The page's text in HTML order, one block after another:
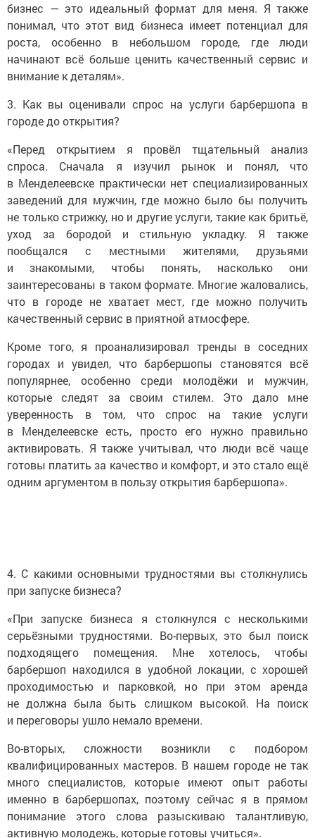
бизнес — это идеальный формат для меня. Я также
понимал, что этот вид бизнеса имеет потенциал для
роста, особенно в небольшом городе, где люди
начинают всё больше ценить качественный сервис и
внимание к деталям».
3. Как вы оценивали спрос на услуги барбершопа в
городе до открытия?
«Перед открытием я провёл тщательный анализ
спроса. Сначала я изучил рынок и понял, что
в Менделеевске практически нет специализированных
заведений для мужчин, где можно было бы получить
не только стрижку, но и другие услуги, такие как бритьё,
уход за бородой и стильную укладку. Я также
пообщался с местными жителями, друзьями
и знакомыми, чтобы понять, насколько они
заинтересованы в таком формате. Многие жаловались,
что в городе не хватает мест, где можно получить
качественный сервис в приятной атмосфере.
Кроме того, я проанализировал тренды в соседних
городах и увидел, что барбершопы становятся всё
популярнее, особенно среди молодёжи и мужчин,
которые следят за своим стилем. Это дало мне
уверенность в том, что спрос на такие услуги
в Менделеевске есть, просто его нужно правильно
активировать. Я также учитывал, что люди всё чаще
готовы платить за качество и комфорт, и это стало ещё
одним аргументом в пользу открытия барбершопа».
4. С какими основными трудностями вы столкнулись
при запуске бизнеса?
«При запуске бизнеса я столкнулся с несколькими
серьёзными трудностями. Во-первых, это был поиск
подходящего помещения. Мне хотелось, чтобы
барбершоп находился в удобной локации, с хорошей
проходимостью и парковкой, но при этом аренда
не должна была быть слишком высокой. На поиск
и переговоры ушло немало времени.
Во-вторых, сложности возникли с подбором
квалифицированных мастеров. В нашем городе не так
много специалистов, которые имеют опыт работы
именно в барбершопах, поэтому сейчас я в прямом
понимание этого слова разыскиваю талантливую,
активную молодежь, которые готовы учиться».